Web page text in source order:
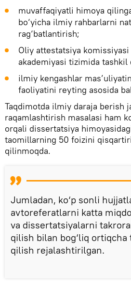
muvaffaqiyatli himoya
bo‘yicha ilmiy rahbarlarni
rag‘batlantirish;
Oliy attestatsiya
akademiyasi tizimida tashkil
ilmiy kengashlar
faoliyatini reyting asosida
Taqdimotda ilmiy daraja berish
raqamlashtirish masalasi ham
orqali dissertatsiya
taomillarning 50 foizini
qilinmoqda.
Jumladan, ko‘p sonli
avtoreferatlarni katta
va dissertatsiyalarni
qilish bilan bog‘liq
qilish rejalashtirilgan.